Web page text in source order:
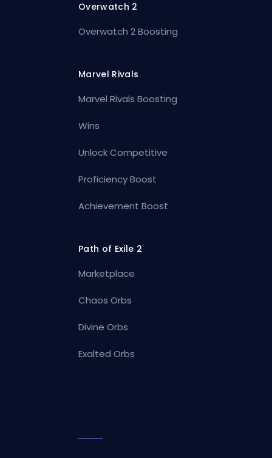
Overwatch 2
Overwatch 2 Boosting
Marvel Rivals
Marvel Rivals Boosting
Wins
Unlock Competitive
Proficiency Boost
Achievement Boost
Path of Exile 2
Marketplace
Chaos Orbs
Divine Orbs
Exalted Orbs